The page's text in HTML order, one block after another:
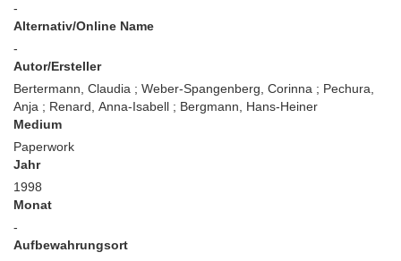
-
Alternativ/Online Name
-
Autor/Ersteller
Bertermann, Claudia ; Weber-Spangenberg, Corinna ; Pechura,
Anja ; Renard, Anna-Isabell ; Bergmann, Hans-Heiner
Medium
Paperwork
Jahr
1998
Monat
-
Aufbewahrungsort